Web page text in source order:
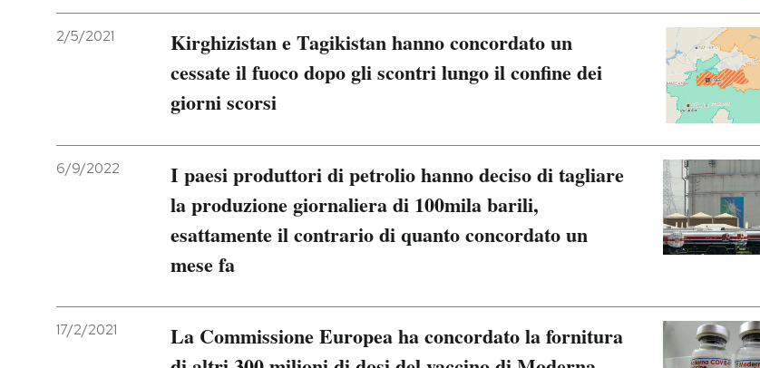
2/5/2021
Kirghizistan e Tagikistan hanno concordato un
cessate il fuoco dopo gli scontri lungo il confine dei
giorni scorsi
6/9/2022
I paesi produttori di petrolio hanno deciso di tagliare
la produzione giornaliera di 100mila barili,
esattamente il contrario di quanto concordato un
mese fa
17/2/2021
La Commissione Europea ha concordato la fornitura